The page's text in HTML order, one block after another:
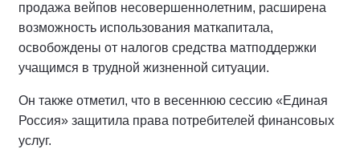
продажа вейпов несовершеннолетним, расширена
возможность использования маткапитала,
освобождены от налогов средства матподдержки
учащимся в трудной жизненной ситуации.
Он также отметил, что в весеннюю сессию «Единая
Россия» защитила права потребителей финансовых
услуг.